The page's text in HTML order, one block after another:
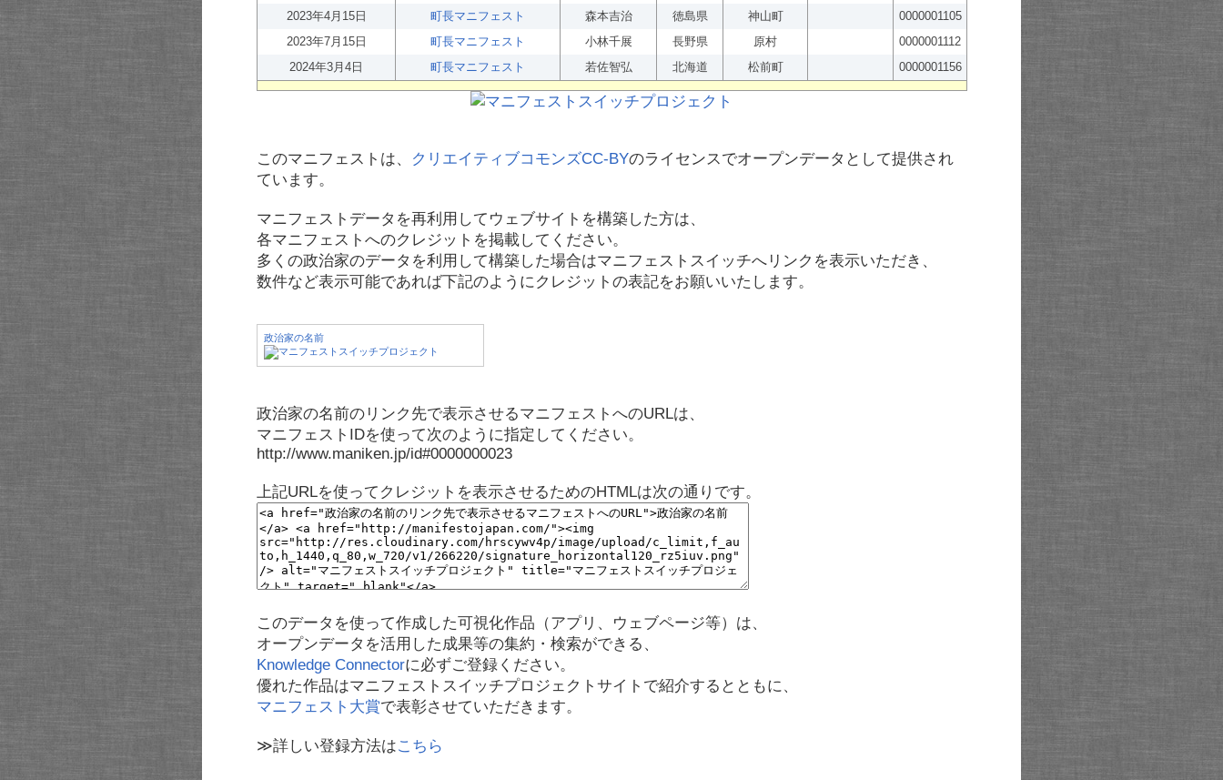
2023年4月15日
町長マニフェスト 森本吉治 徳島県 神山町
0000001105
2023年7月15日
町長マニフェスト 小林千展 長野県 原村
0000001112
2024年3月4日
町長マニフェスト 若佐智弘 北海道 松前町 0000001156
このマニフェストは、 クリエイティブコモンズCC-BYのライセンスでオープンデータとして提供され
ています。
マニフェストデータを再利用してウェブサイトを構築した方は、
各マニフェストへのクレジットを掲載してください。
多くの政治家のデータを利用して構築した場合はマニフェストスイッチへリンクを表示いただき、
数件など表示可能であれば下記のようにクレジットの表記をお願いいたします。
政治家の名前
政治家の名前のリンク先で表示させるマニフェストへのURLは、
マニフェストIDを使って次のように指定してください。
http://www.maniken.jp/id#0000000023
上記URLを使ってクレジットを表示させるためのHTMLは次の通りです。
このデータを使って作成した可視化作品（アプリ、ウェブページ等）は、
オープンデータを活用した成果等の集約・検索ができる、
Knowledge Connectorに必ずご登録ください。
優れた作品はマニフェストスイッチプロジェクトサイトで紹介するとともに、
マニフェスト大賞で表彰させていただきます。
≫詳しい登録方法はこちら